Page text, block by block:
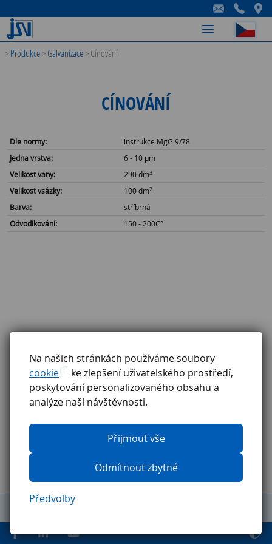
Na našich stránkách používáme soubory
cookie
ke zlepšení uživatelského prostředí,
poskytování personalizovaného obsahu a
analýze naší návštěvnosti.
Přijmout vše
Odmítnout zbytné
Předvolby
-
-
-
>Produkce>Galvanizace>Cínování
CÍNOVÁNÍ
Dle normy:
instrukce MgG 9/78
Jedna vrstva:
6 - 10 µm
Velikost vany:
290 dm3
Velikost vsázky: 100 dm2
Barva:
stříbrná
Odvodíkování:
150 - 200C°
Obchodní podmínky